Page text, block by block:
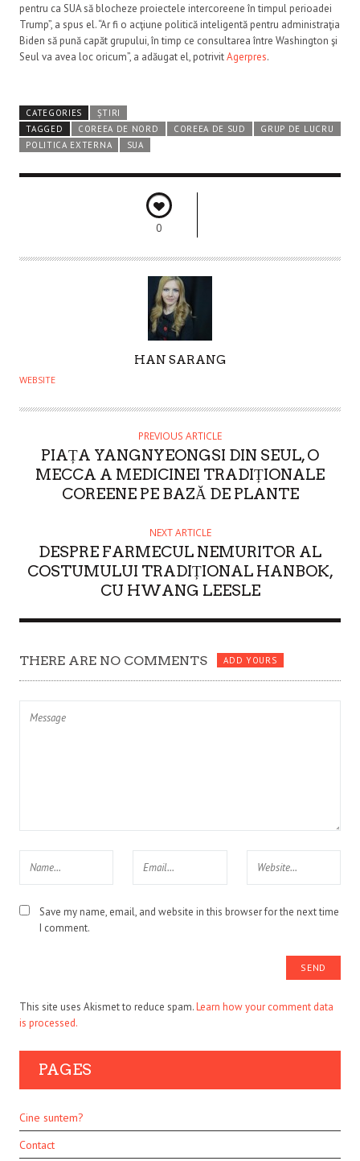
pentru ca SUA să blocheze proiectele intercoreene în timpul perioadei
Trump”, a spus el. “Ar fi o acţiune politică inteligentă pentru administraţia
Biden să pună capăt grupului, în timp ce consultarea între Washington şi
Seul va avea loc oricum”, a adăugat el, potrivitAgerpres.
CATEGORIES
ȘTIRI
TAGGED
COREEA DE NORD COREEA DE SUD
GRUP DE LUCRU
POLITICA EXTERNA
SUA
0
U
H
HAN SARANG
WEBSITE
PREVIOUS ARTICLE
PIAȚA YANGNYEONGSI DIN SEUL, O
MECCA A MEDICINEI TRADIȚIONALE
COREENE PE BAZĂ DE PLANTE
NEXT ARTICLE
DESPRE FARMECUL NEMURITOR AL
COSTUMULUI TRADIȚIONAL HANBOK,
CU HWANG LEESLE
THERE ARE NO COMMENTS ADD YOURS
Save my name, email, and website in this browser for the next time
I comment.
This site uses Akismet to reduce spam.Learn how your comment data
is processed.
PAGES
Cine suntem?
Contact